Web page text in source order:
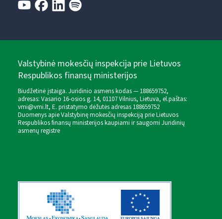
Valstybinė mokesčių inspekcija prie Lietuvos
Respublikos finansų ministerijos
Biudžetinė įstaiga. Juridinio asmens kodas — 188659752,
adresas: Vasario 16-osios g. 14, 01107 Vilnius, Lietuva, el.paštas:
vmi@vmi.lt, E. pristatymo dėžutės adresas 188659752
Duomenys apie Valstybinę mokesčių inspekciją prie Lietuvos
Respublikos finansų ministerijos kaupiami ir saugomi Juridinių
asmenų registre